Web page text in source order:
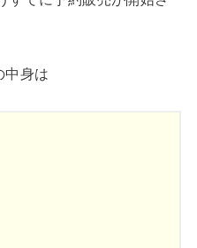
中身は